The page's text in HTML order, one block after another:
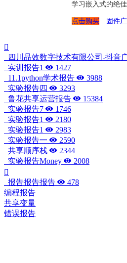
学习嵌入式的绝
点击购买 固件
四川品效数字技术有限公司-抖音
实训报告1
1427
11.1python学术报告
3988
实验报告四
3293
鲁花共享运营报告
15384
实验报告7
1746
实验报告1
2180
实验报告1
2983
实验报告一
2590
共享顺序栈
2344
实验报告Money
2008
报告报告报告
478
编程报告
共享变量
错误报告